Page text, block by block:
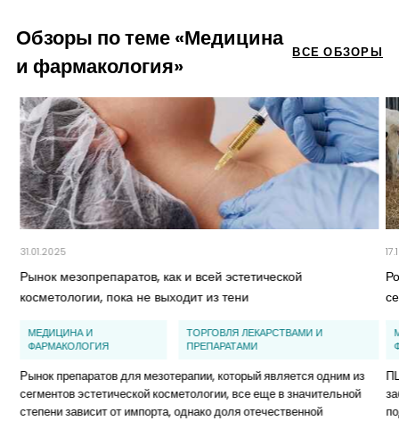
Обзоры по теме «Медицина
и фармакология»
ВСЕ ОБЗОРЫ
31.01.2025
Рынок мезопрепаратов, как и всей эстетической
косметологии, пока не выходит из тени
МЕДИЦИНА И
ФАРМАКОЛОГИЯ
ТОРГОВЛЯ ЛЕКАРСТВАМИ И
ПРЕПАРАТАМИ
Рынок препаратов для мезотерапии, который является одним из
сегментов эстетической косметологии, все еще в значительной
степени зависит от импорта, однако доля отечественной